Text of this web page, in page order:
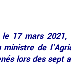
17 mars
de
lors des sept